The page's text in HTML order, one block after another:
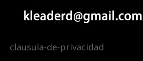
clausula-de-privacidad